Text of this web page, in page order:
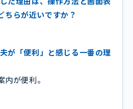
ちらが近いですか？
が「便利」と感じる一番の理
内が便利。